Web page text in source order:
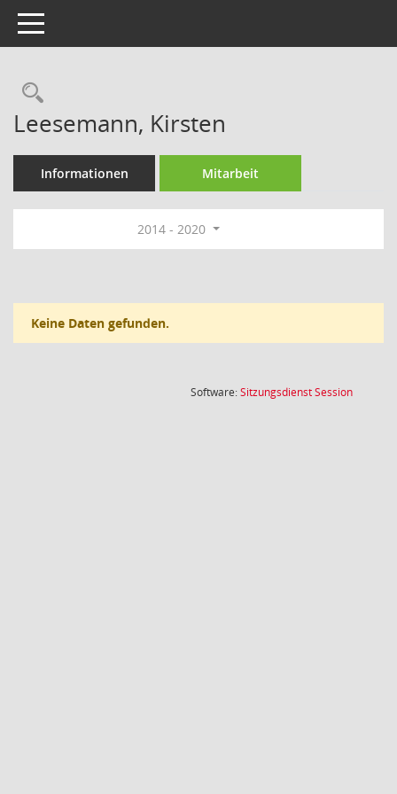
Toggle navigation
Rechercheauswahl
Leesemann, Kirsten
Informationen Mitarbeit
2014 - 2020
Keine Daten gefunden.
Software:SitzungsdienstSession(Wird in